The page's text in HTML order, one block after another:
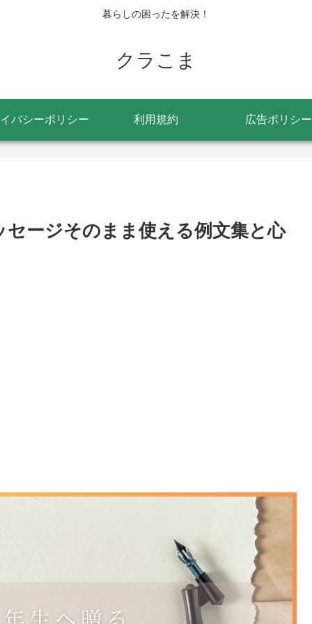
暮らしの困ったを解決！
クラこま
バシーポリシー 利用規約 広告ポリシー
ージそのまま使える例文集と心